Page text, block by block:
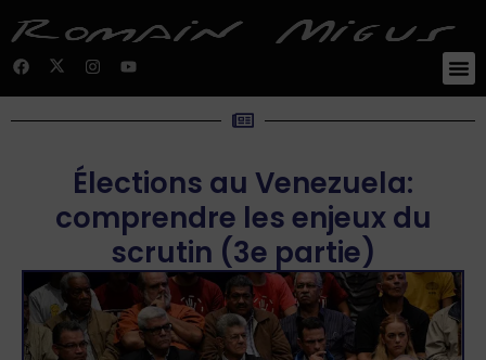
Élections au Venezuela:
comprendre les enjeux du
scrutin (3e partie)